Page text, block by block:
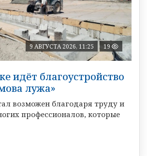
9 АВГУСТА 2026, 11:25 19
идёт благоустройство
лужа»
возможен благодаря труду и
профессионалов, которые